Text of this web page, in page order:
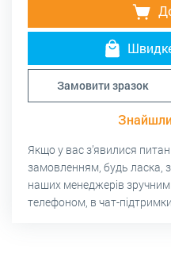
Замовити зразок
Якщо у вас з’явилися
замовленням, будь ласка,
наших менеджерів
телефоном, в чат-